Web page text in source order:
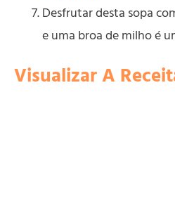
Desfrutar desta sopa
e uma broa de milho é
Visualizar A